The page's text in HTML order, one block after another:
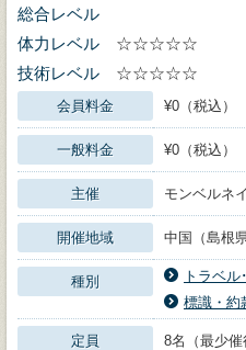
総合レベル
体力レベル
☆☆☆☆☆
技術レベル
☆☆☆☆☆
会員料金 ¥0（税込）
一般料金 ¥0（税込）
主催 モンベルネ
開催地域 中国（島根県
種別
トラベル
標識・約
定員 8名（最少催